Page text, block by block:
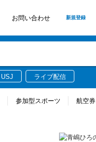
お問い合わせ 新規登録
USJ ライブ配信
参加型スポーツ 航空券